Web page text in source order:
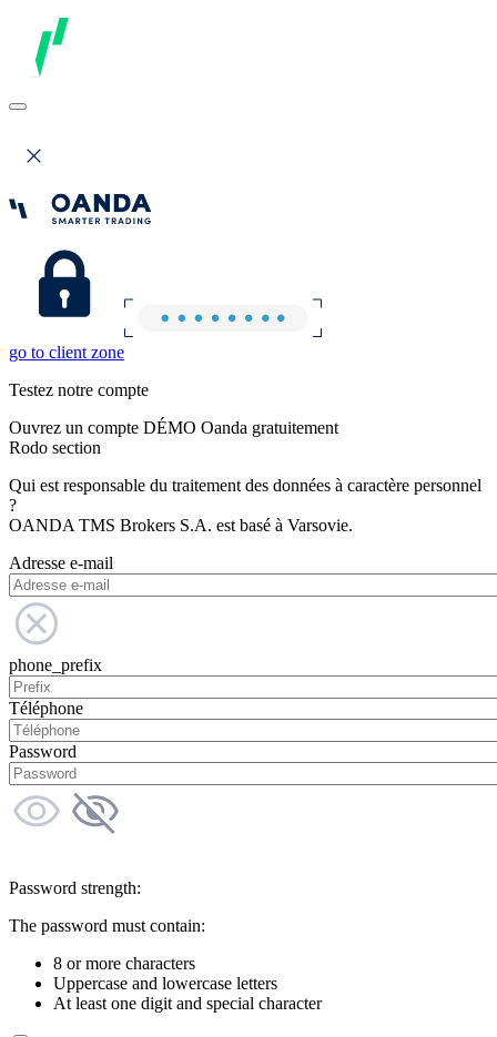
go to client zone
Testez notre compte
Ouvrez un compte DÉMO Oanda gratuitement
Rodo section
Qui est responsable du traitement des données à caractère personnel
?
OANDA TMS Brokers S.A. est basé à Varsovie.
Adresse e-mail
phone_prefix
Téléphone
Password
Password strength:
The password must contain:
8 or more characters
Uppercase and lowercase letters
At least one digit and special character